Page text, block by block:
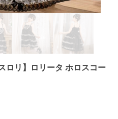
ロリ】ロリータ ホロスコー